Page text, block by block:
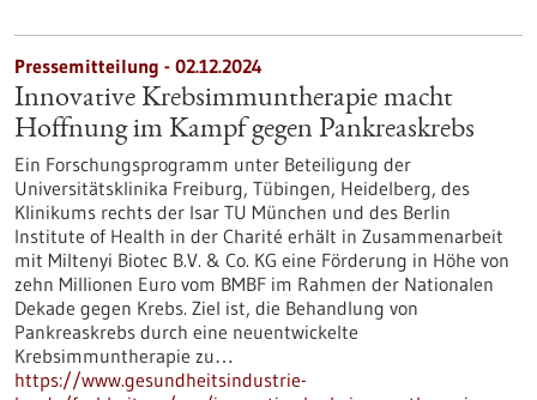
Pressemitteilung - 02.12.2024
Innovative Krebsimmuntherapie macht
Hoffnung im Kampf gegen Pankreaskrebs
Ein Forschungsprogramm unter Beteiligung der
Universitätsklinika Freiburg, Tübingen, Heidelberg, des
Klinikums rechts der Isar TU München und des Berlin
Institute of Health in der Charité erhält in Zusammenarbeit
mit Miltenyi Biotec B.V. & Co. KG eine Förderung in Höhe von
zehn Millionen Euro vom BMBF im Rahmen der Nationalen
Dekade gegen Krebs. Ziel ist, die Behandlung von
Pankreaskrebs durch eine neuentwickelte
Krebsimmuntherapie zu…
https://www.gesundheitsindustrie-